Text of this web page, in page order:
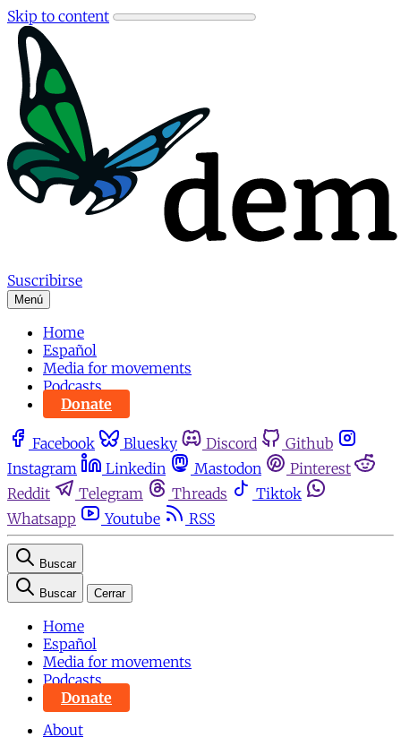
Skip to content
Suscribirse
Menú
Home
Español
Media for movements
Podcasts
Donate
Facebook Bluesky Discord
Github
Instagram
Linkedin Mastodon
Pinterest
Reddit
Telegram Threads
Tiktok
Whatsapp
Youtube RSS
Buscar
Buscar Cerrar
Home
Español
Media for movements
Podcasts
Donate
About